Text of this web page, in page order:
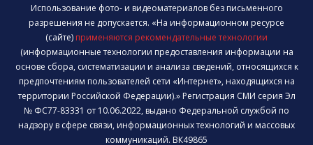
Использование фото- и видеоматериалов без письменного
разрешения не допускается. «На информационном ресурсе
(сайте) применяются рекомендательные технологии
(информационные технологии предоставления информации на
основе сбора, систематизации и анализа сведений, относящихся к
предпочтениям пользователей сети «Интернет», находящихся на
территории Российской Федерации).» Регистрация СМИ серия Эл
№ ФС77-83331 от 10.06.2022, выдано Федеральной службой по
надзору в сфере связи, информационных технологий и массовых
коммуникаций. ВК49865